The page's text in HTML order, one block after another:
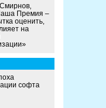
Премия –
оценить,
на
софта